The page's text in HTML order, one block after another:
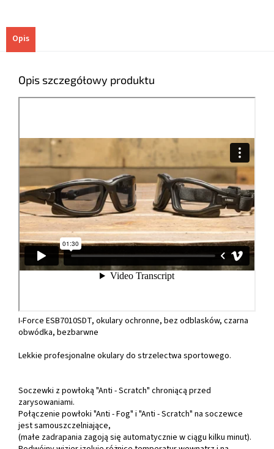
Opis
Opis szczegółowy produktu
I-Force ESB7010SDT, okulary ochronne, bez odblasków, czarna
obwódka, bezbarwne
Lekkie profesjonalne okulary do strzelectwa sportowego.
Soczewki z powłoką "Anti - Scratch" chroniącą przed
zarysowaniami.
Połączenie powłoki "Anti - Fog" i "Anti - Scratch" na soczewce
jest samouszczelniające,
(małe zadrapania zagoją się automatycznie w ciągu kilku minut).